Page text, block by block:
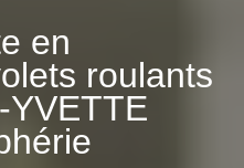
en
roulants
YVETTE